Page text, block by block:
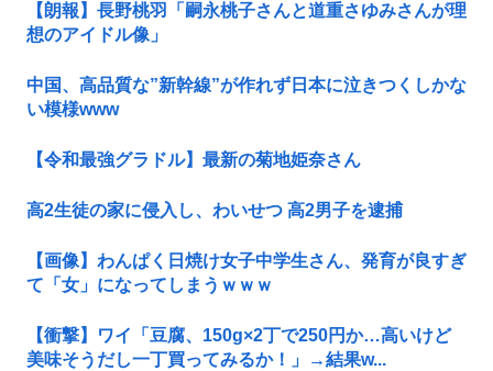
【朗報】長野桃羽「嗣永桃子さんと道重さゆみさんが理
想のアイドル像」
中国、高品質な”新幹線”が作れず日本に泣きつくしかな
い模様www
【令和最強グラドル】最新の菊地姫奈さん
高2生徒の家に侵入し、わいせつ 高2男子を逮捕
【画像】わんぱく日焼け女子中学生さん、発育が良すぎ
て「女」になってしまうｗｗｗ
【衝撃】ワイ「豆腐、150g×2丁で250円か…高いけど
美味そうだし一丁買ってみるか！」→結果w...